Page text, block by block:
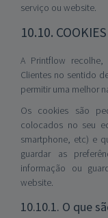
serviço ou website.
10.10. COOKIES
A Printflow
Clientes no sentido
permitir uma melhor
Os cookies são
colocados no seu
smartphone, etc) e
guardar as
informação ou
website.
10.10.1. O que